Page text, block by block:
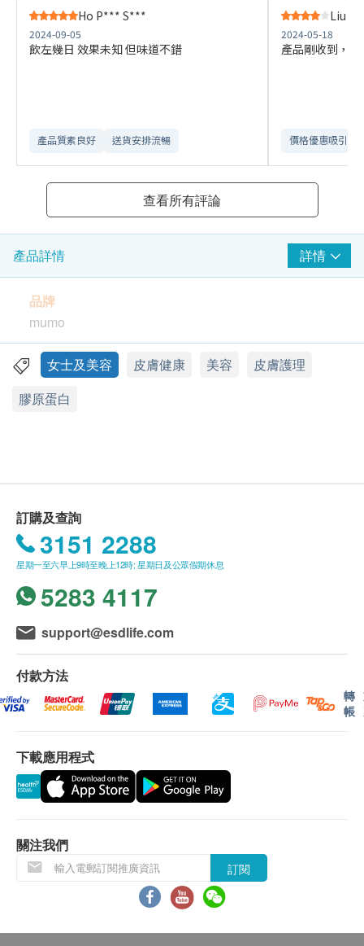
Ho P*** S***
2024-09-05
飲左幾日 效果未知 但味道不錯
產品質素良好 送貨安排流暢
Liu
2024-05-18
產品剛收到，
價格優惠吸引
查看所有評論
產品詳情 詳情
品牌
mumo
功效
色斑、暗啞等肌膚問題人士而設。
料，經特殊酵素處理，富含活性唾液酸，是皮膚細
胞膜蛋白組成的重要成分。
【透明質酸】：提高肌膚吸水力，能保持肌膚高度
水潤。
【維生素C】：幫助身體製造更多骨膠原，加速皮
【低聚果糖】：可防止暗瘡、黑斑、雀斑，青春
痘、老人斑，使皮膚亮麗、減緩老化。
【輔酵素Q10】：為皮膚細胞提供能量，有助促進
新陳代謝，對抗衰老。
【植物性分子釘(從米萃取)】：增加表皮細胞凝聚
力，使肌膚光滑有彈性，以及有抑制促進黑色素生
長的酵素產生的效果。
成分
純淨水、低分子(14000DRT)河豚魚皮類膠原蛋白、
低聚果糖、維生素、透明質酸、彈性蛋白、輔酵素
Q10、日本專利金絲燕窩濃縮抽出物、植物性分子釘
(從米萃取)、異麥芽酮糖醇、蘋果濃縮汁、檸檬酸、
女士及美容 皮膚健康 美容
皮膚護理
膠原蛋白
訂購及查詢
3151 2288
星期一至六早上9時至晚上12時; 星期日及公眾假期休息
5283 4117
support@esdlife.com
付款方法
轉
帳
下載應用程式
關注我們
訂閱